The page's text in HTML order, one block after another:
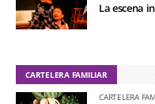
La escena
CARTELERA FAMILIAR
CARTELERA